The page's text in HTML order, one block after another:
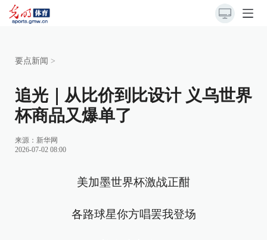
要点新闻 >
追光｜从比价到比设计 义乌世界
杯商品又爆单了
来源： 新华网
2026-07-02 08:00
美加墨世界杯激战正酣
各路球星你方唱罢我登场